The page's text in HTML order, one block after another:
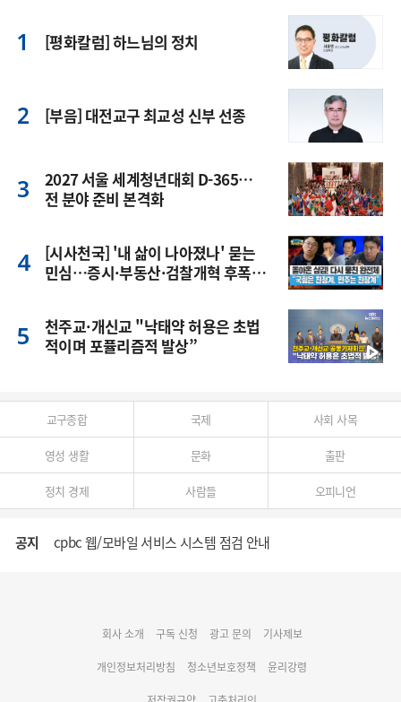
[평화칼럼] 하느님의 정치
[부음] 대전교구 최교성 신부 선종
2027 서울 세계청년대회 D-365…
전 분야 준비 본격화
[시사천국] '내 삶이 나아졌나' 묻는
민심…증시·부동산·검찰개혁 후폭
천주교·개신교 "낙태약 허용은 초법
적이며 포퓰리즘적 발상”
교구종합 국제 사회 사목
영성 생활 문화 출판
정치 경제 사람들 오피니언
공지 cpbc 웹/모바일 서비스 시스템 점검 안내
명동 미디어큐브 & 1898 미디어월 공모전 수상작 발표
회사 소개 구독 신청 광고 문의 기사제보
개인정보처리방침 청소년보호정책 윤리강령